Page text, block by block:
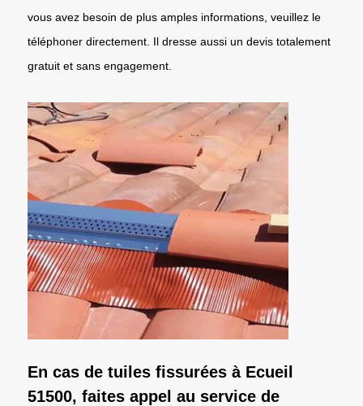
vous avez besoin de plus amples informations, veuillez le
téléphoner directement. Il dresse aussi un devis totalement
gratuit et sans engagement.
En cas de tuiles fissurées à Ecueil
51500, faites appel au service de